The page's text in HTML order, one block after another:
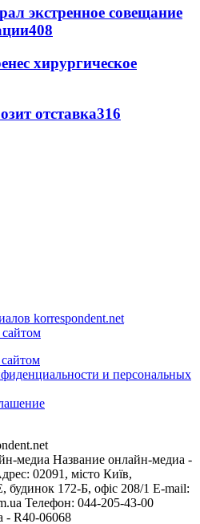
экстренное совещание
408
хирургическое
отставка316
korrespondent.net
и персональных
медиа Название онлайн-медиа -
02091, місто Київ,
172-Б, офіс 208/1 E-mail:
Телефон: 044-205-43-00
- R40-06068